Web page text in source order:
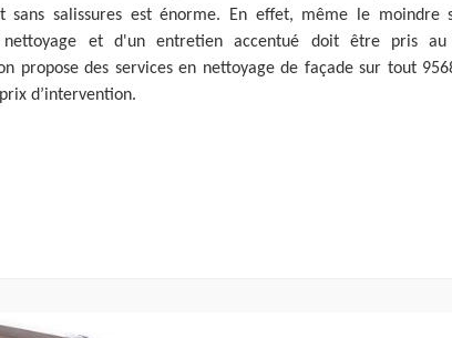
sans salissures est énorme. En effet, même le moindre
nettoyage et d'un entretien accentué doit être pris au
propose des services en nettoyage de façade sur tout
d’intervention.